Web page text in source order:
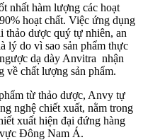
nhất hàm lượng các hoạt
hoạt chất. Việc ứng dụng
thảo dược quý tự nhiên, an
lý do vì sao sản phẩm thực
dạ dày Anvitra nhận
về chất lượng sản phẩm.
từ thảo dược, Anvy tự
nghệ chiết xuất, nằm trong
xuất hiện đại đứng hàng
Đông Nam Á.